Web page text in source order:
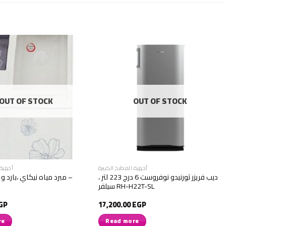
OUT OF STOCK
مبرد مياه نيكاي ،بارد و ساخن، ابيض –
OUT OF STOCK
أجهزة المطبخ الكبيرة
ديب فريزر تورنيدو نوفروست 6 درج 223 لتر ،
سيلفر RH-H22T-SL
17,200.00EGP
Read more